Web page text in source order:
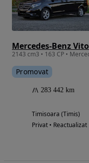
Mercedes-Benz Vito
Promovat
283 442 km
Timisoara (Timis)
Privat • Reactualizat